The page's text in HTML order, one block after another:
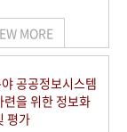
MORE
공공정보시스템
련을 위한 정보화
평가